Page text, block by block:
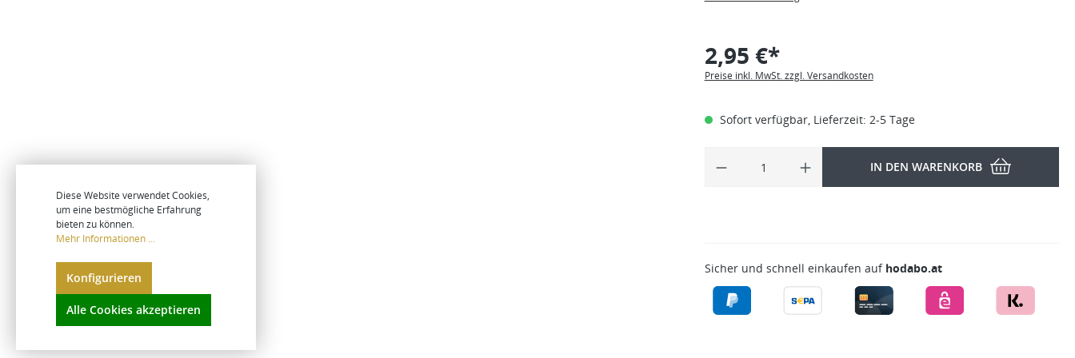
2,95 €*
Preise inkl. MwSt. zzgl. Versandkosten
Sofort verfügbar, Lieferzeit: 2-5 Tage
IN DEN WARENKORB
Sicher und schnell einkaufen auf hodabo.at
Diese Website verwendet Cookies,
um eine bestmögliche Erfahrung
bieten zu können.
Mehr Informationen ...
Konfigurieren
Alle Cookies akzeptieren